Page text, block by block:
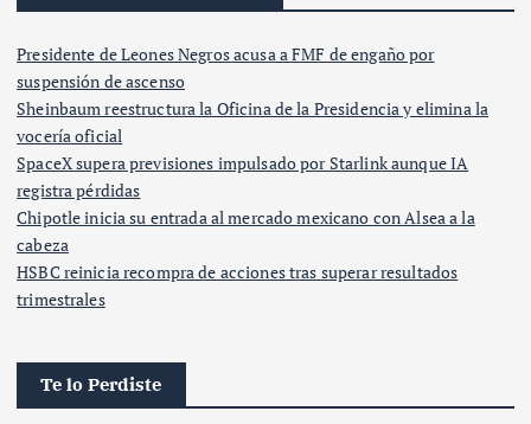
Presidente de Leones Negros acusa a FMF de engaño por
suspensión de ascenso
Sheinbaum reestructura la Oficina de la Presidencia y elimina la
vocería oficial
SpaceX supera previsiones impulsado por Starlink aunque IA
registra pérdidas
Chipotle inicia su entrada al mercado mexicano con Alsea a la
cabeza
HSBC reinicia recompra de acciones tras superar resultados
trimestrales
Te lo Perdiste